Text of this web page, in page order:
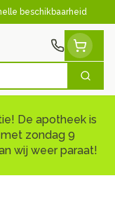
beschikbaarheid
Zoek
De apotheek is
zondag 9
wij weer paraat!